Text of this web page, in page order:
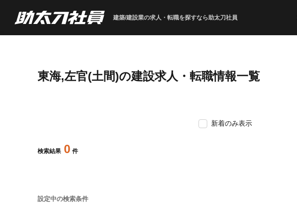
建築/建設業の求人・転職を探すなら助太刀社員
東海,左官(土間)の建設求人・転職情報一覧
検索結果 0 件
設定中の検索条件
新着のみ表示